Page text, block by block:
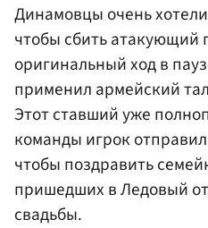
Динамовцы очень
чтобы сбить атакующий
оригинальный ход в
применил армейский
Этот ставший уже
команды игрок
чтобы поздравить
пришедших в Ледовый
свадьбы.